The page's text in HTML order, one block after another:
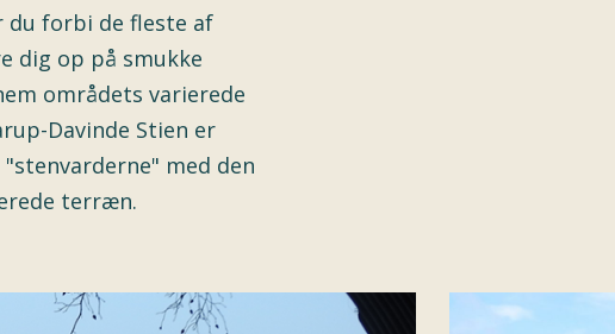
du forbi de fleste af
dig op på smukke
områdets varierede
Davinde Stien er
med den
terræn.